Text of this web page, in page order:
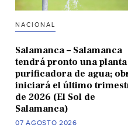
NACIONAL
Salamanca – Salamanca
tendrá pronto una planta
purificadora de agua;
iniciará el último
de 2026 (El Sol de
Salamanca)
07 AGOSTO 2026